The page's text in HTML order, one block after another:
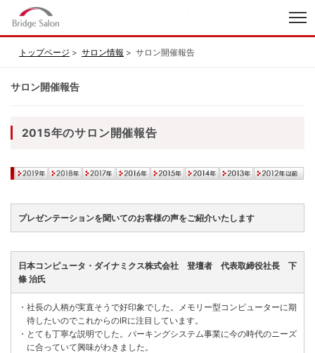
トップページ サロン情報 サロン開催報告
サロン開催報告
2015年のサロン開催報告
プレゼンテーションを聞いてのお客様の声をご紹介いたします
日本コンピュータ・ダイナミクス株式会社 登壇者 代表取締役社長 下
條 治氏
・ 社長の人柄が実直そうで好印象でした。メモリー型コンピューターに期
待したいのでこれからのIRに注目しています。
・ とても丁寧な説明でした。パーキングシステム事業に今の時代のニーズ
に合っていて興味がわきました。